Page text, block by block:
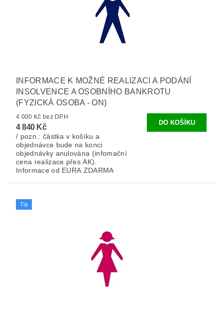
INFORMACE K MOŽNÉ REALIZACI A PODÁNÍ
INSOLVENCE A OSOBNÍHO BANKROTU
(FYZICKÁ OSOBA - ON)
4 000 Kč bez DPH
4 840 Kč
/ pozn.: částka v košíku a
objednávce bude na konci
objednávky anulována (infomační
cena realizace přes AK).
Informace od EURA ZDARMA
Tip